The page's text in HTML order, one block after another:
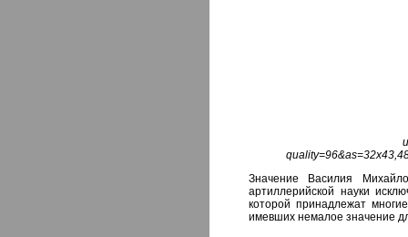
Значение Василия
артиллерийской науки
которой принадлежат
имевших немалое значение